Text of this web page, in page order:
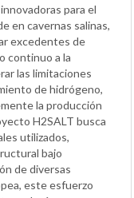
para el
en cavernas salinas,
excedentes de
continuo a la
las limitaciones
de hidrógeno,
la producción
H2SALT busca
utilizados,
bajo
de diversas
este esfuerzo